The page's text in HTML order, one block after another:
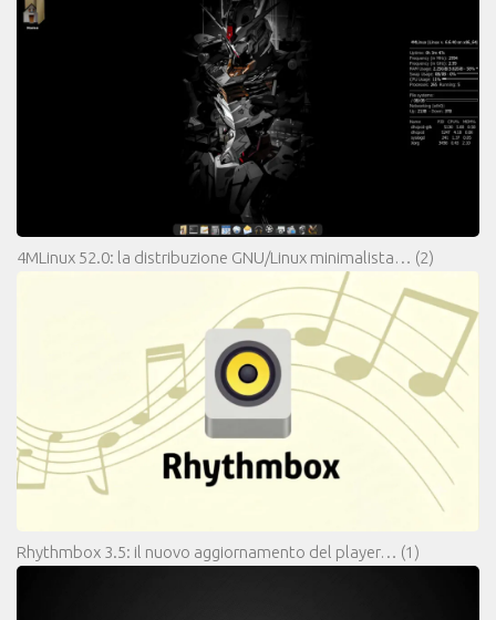
4MLinux 52.0: la distribuzione GNU/Linux minimalista… (2)
Rhythmbox 3.5: il nuovo aggiornamento del player… (1)